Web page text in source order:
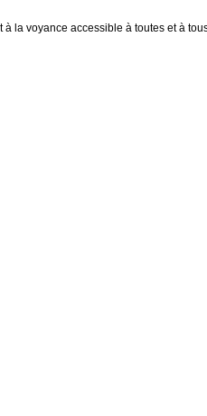
la voyance accessible à toutes et à